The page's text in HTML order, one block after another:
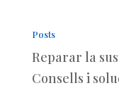
Posts
Reparar la
Consells i